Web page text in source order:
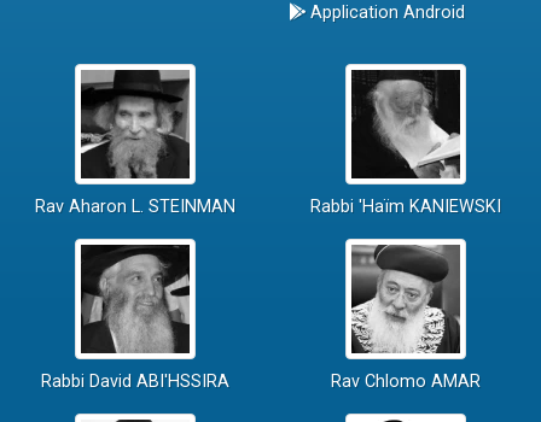
Application Android
Rav Aharon L. STEINMAN Rabbi 'Haïm KANIEWSKI
Rabbi David ABI'HSSIRA Rav Chlomo AMAR